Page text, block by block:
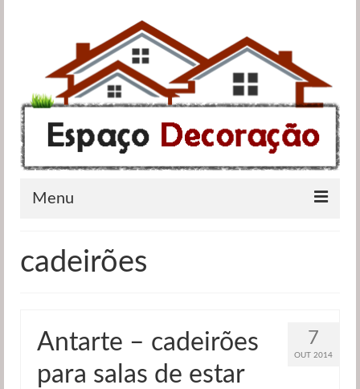
Menu
Casas de banho
Quartos
Salas
cadeirões
7
OUT 2014
Antarte – cadeirões
para salas de estar